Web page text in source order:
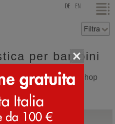
DE EN
per bambini
con strappo online shop
Da ginnastica con strappo